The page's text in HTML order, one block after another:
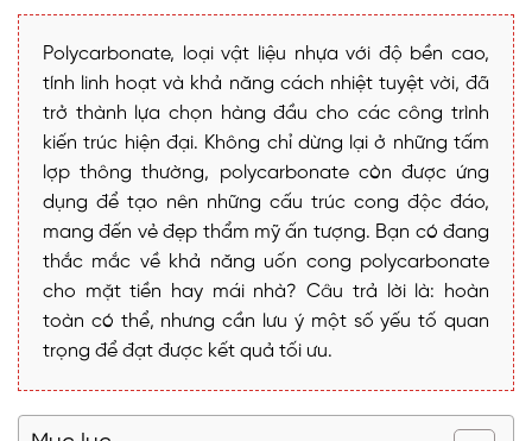
Polycarbonate, loại vật liệu nhựa với độ bền cao,
tính linh hoạt và khả năng cách nhiệt tuyệt vời, đã
trở thành lựa chọn hàng đầu cho các công trình
kiến trúc hiện đại. Không chỉ dừng lại ở những tấm
lợp thông thường, polycarbonate còn được ứng
dụng để tạo nên những cấu trúc cong độc đáo,
mang đến vẻ đẹp thẩm mỹ ấn tượng. Bạn có đang
thắc mắc về khả năng uốn cong polycarbonate
cho mặt tiền hay mái nhà? Câu trả lời là: hoàn
toàn có thể, nhưng cần lưu ý một số yếu tố quan
trọng để đạt được kết quả tối ưu.